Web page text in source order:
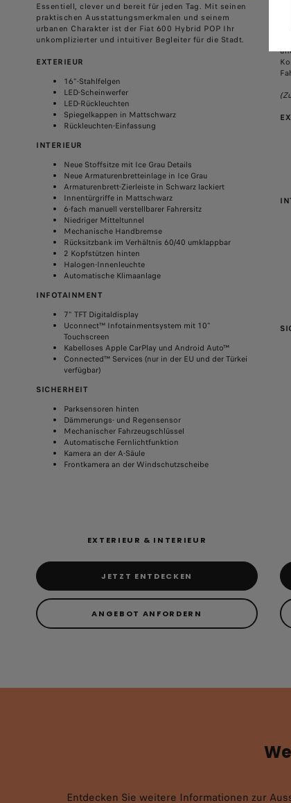
Essentiell, clever und bereit für jeden Tag. Mit seinen
praktischen Ausstattungsmerkmalen und seinem
urbanen Charakter ist der Fiat 600 Hybrid POP Ihr
unkomplizierter und intuitiver Begleiter für die Stadt.
EXTERIEUR
16"-Stahlfelgen
LED-Scheinwerfer
LED-Rückleuchten
Spiegelkappen in Mattschwarz
Rückleuchten-Einfassung
INTERIEUR
Neue Stoffsitze mit Ice Grau Details
Neue Armaturenbretteinlage in Ice Grau
Armaturenbrett-Zierleiste in Schwarz lackiert
Innentürgriffe in Mattschwarz
6-fach manuell verstellbarer Fahrersitz
Niedriger Mitteltunnel
Mechanische Handbremse
Rücksitzbank im Verhältnis 60/40 umklappbar
2 Kopfstützen hinten
Halogen-Innenleuchte
Automatische Klimaanlage
INFOTAINMENT
7" TFT Digitaldisplay
Uconnect™ Infotainmentsystem mit 10"
Touchscreen
Kabelloses Apple CarPlay und Android Auto™
Connected™ Services (nur in der EU und der Türkei
verfügbar)
SICHERHEIT
Parksensoren hinten
Dämmerungs- und Regensensor
Mechanischer Fahrzeugschlüssel
Automatische Fernlichtfunktion
Kamera an der A-Säule
Frontkamera an der Windschutzscheibe
EXTERIEUR & INTERIEUR
JETZT ENTDECKEN
ANGEBOT ANFORDERN
Entdecken Sie weitere Informationen zur